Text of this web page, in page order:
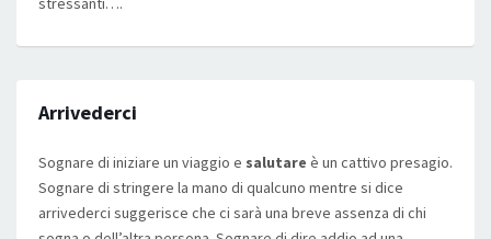
Arrivederci
Sognare di iniziare un viaggio e salutare è un cattivo presagio.
Sognare di stringere la mano di qualcuno mentre si dice
arrivederci suggerisce che ci sarà una breve assenza di chi